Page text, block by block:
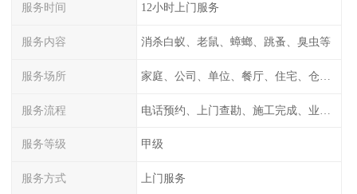
服务时间 12小时上门服务
服务内容 消杀白蚁、老鼠、蟑螂、跳蚤、臭虫等
服务场所
服务流程
服务等级 甲级
服务方式 上门服务